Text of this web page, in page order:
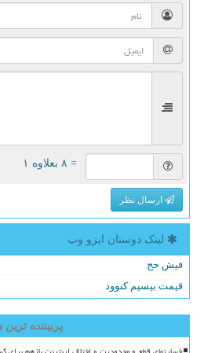
= ۸ بعلاوه ۱
ارسال نظر
لینک دوستان ایزو وب
فیش حج
قیمت بیسیم کنوود
پربیننده ترین